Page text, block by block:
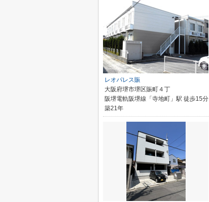
レオパレス賑
大阪府堺市堺区賑町４丁
阪堺電軌阪堺線「寺地町」駅 徒歩15分
築21年